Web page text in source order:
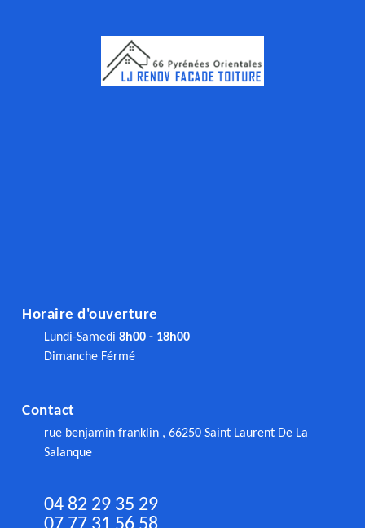
Horaire d'ouverture
Lundi-Samedi 8h00 - 18h00
Dimanche Férmé
Contact
rue benjamin franklin , 66250 Saint Laurent De La
Salanque
04 82 29 35 29